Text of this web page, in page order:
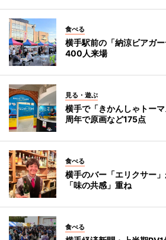
食べる
横手駅前の「納涼ビアガ
400人来場
見る・遊ぶ
横手で「きかんしゃトー
周年で原画など175点
食べる
横手のバー「エリクサー
「味の共感」重ね
食べる